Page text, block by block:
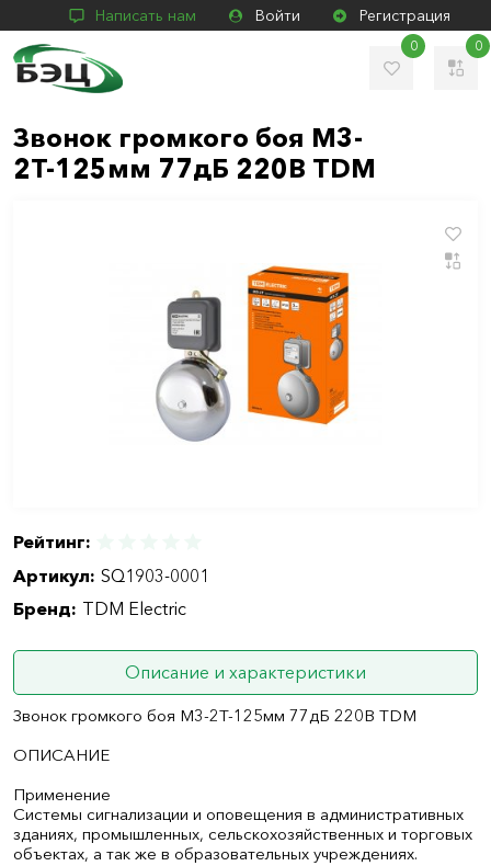
Написать нам Войти Регистрация
0 0
Звонок громкого боя М3-
2Т-125мм 77дБ 220В TDM
Рейтинг:
Артикул: SQ1903-0001
Бренд: TDM Electric
Описание и характеристики
Звонок громкого боя М3-2Т-125мм 77дБ 220В TDM
ОПИСАНИЕ
Применение
Системы сигнализации и оповещения в административных
зданиях, промышленных, сельскохозяйственных и торговых
объектах, а так же в образовательных учреждениях.